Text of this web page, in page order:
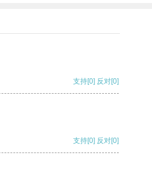
支持[0] 反对[0]
支持[0] 反对[0]